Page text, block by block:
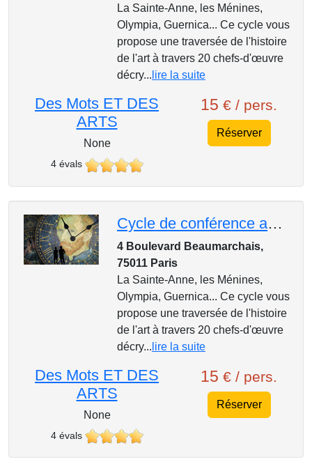
La Sainte-Anne, les Ménines,
Olympia, Guernica... Ce cycle vous
propose une traversée de l'histoire
de l'art à travers 20 chefs-d'œuvre
décry... lire la suite
Des Mots ET DES
ARTS
None
4 évals
15 € / pers.
Réserver
Cycle de conférence au Mk2, 1 Heure, 1 Oeuvre : Claude Monet, « Impression soleil levant », 1872
4 Boulevard Beaumarchais,
75011 Paris
La Sainte-Anne, les Ménines,
Olympia, Guernica... Ce cycle vous
propose une traversée de l'histoire
de l'art à travers 20 chefs-d'œuvre
décry... lire la suite
Des Mots ET DES
ARTS
None
4 évals
15 € / pers.
Réserver